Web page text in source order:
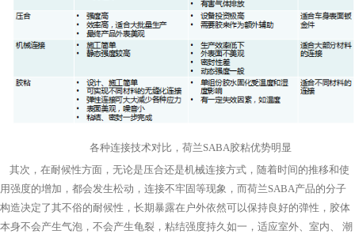
各种连接技术对比，荷兰SABA胶粘优势明显
其次，在耐候性方面，无论是压合还是机械连接方式，随着时间的推移和使
用强度的增加，都会发生松动，连接不牢固等现象，而荷兰SABA产品的分子
构造决定了其不俗的耐候性，长期暴露在户外依然可以保持良好的弹性，胶体
本身不会产生气泡，不会产生龟裂，粘结强度持久如一，适应室外、室内、 潮